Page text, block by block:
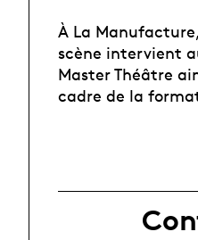
À La
scène intervient
Master Théâtre
cadre de la